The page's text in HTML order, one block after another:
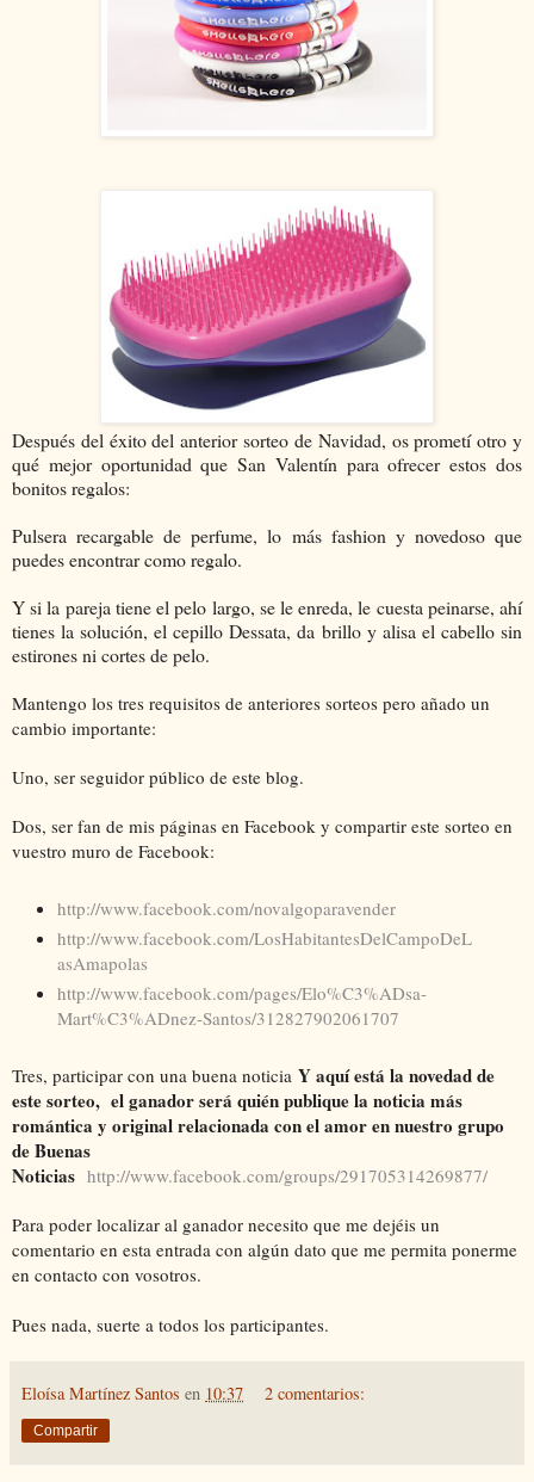
Después del éxito del anterior sorteo de Navidad, os prometí otro y
qué mejor oportunidad que San Valentín para ofrecer estos dos
bonitos regalos:
Pulsera recargable de perfume, lo más fashion y novedoso que
puedes encontrar como regalo.
Y si la pareja tiene el pelo largo, se le enreda, le cuesta peinarse, ahí
tienes la solución, el cepillo Dessata, da brillo y alisa el cabello sin
estirones ni cortes de pelo.
Mantengo los tres requisitos de anteriores sorteos pero añado un
cambio importante:
Uno, ser seguidor público de este blog.
Dos, ser fan de mis páginas en Facebook y compartir este sorteo en
vuestro muro de Facebook:
http://www.facebook.com/novalgoparavender
http://www.facebook.com/LosHabitantesDelCampoDeL
asAmapolas
http://www.facebook.com/pages/Elo%C3%ADsa-
Mart%C3%ADnez-Santos/312827902061707
Tres, participar con una buena noticia Y aquí está la novedad de
este sorteo, el ganador será quién publique la noticia más
romántica y original relacionada con el amor en nuestro grupo
de Buenas
Noticias http://www.facebook.com/groups/291705314269877/
Para poder localizar al ganador necesito que me dejéis un
comentario en esta entrada con algún dato que me permita ponerme
en contacto con vosotros.
Pues nada, suerte a todos los participantes.
Eloísa Martínez Santos en 10:37 2 comentarios:
Compartir